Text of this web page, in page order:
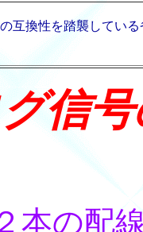
の互換性を踏襲し
信
本の配